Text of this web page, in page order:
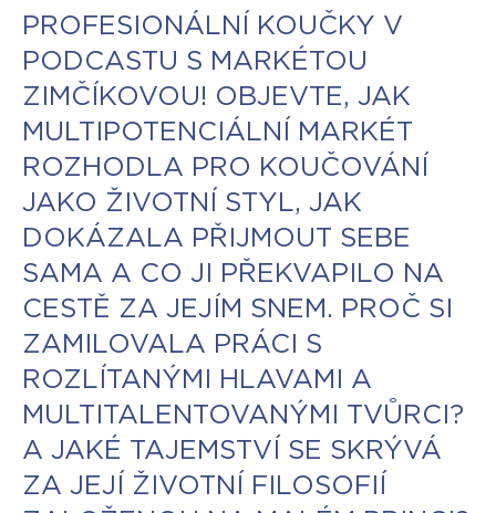
PROFESIONÁLNÍ KOUČKY V
PODCASTU S MARKÉTOU
ZIMČÍKOVOU! OBJEVTE, JAK
MULTIPOTENCIÁLNÍ MARKÉT
ROZHODLA PRO KOUČOVÁNÍ
JAKO ŽIVOTNÍ STYL, JAK
DOKÁZALA PŘIJMOUT SEBE
SAMA A CO JI PŘEKVAPILO NA
CESTĚ ZA JEJÍM SNEM. PROČ SI
ZAMILOVALA PRÁCI S
ROZLÍTANÝMI HLAVAMI A
MULTITALENTOVANÝMI TVŮRCI?
A JAKÉ TAJEMSTVÍ SE SKRÝVÁ
ZA JEJÍ ŽIVOTNÍ FILOSOFIÍ